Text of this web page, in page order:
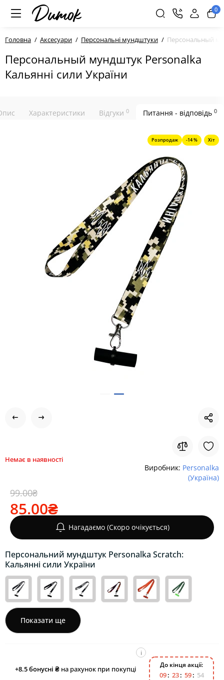
0
Головна Аксесуари Персональні мундштуки Персональный
Персональный мундштук Personalka
Кальянні сили України
Характеристики Відгуки 0 Питання - відповідь 0
Розпродаж -14 % Хіт
Немає в наявності
Виробник: Personalka
(Україна)
99.00₴
85.00₴
Нагадаємо (Скоро очікується)
Персональний мундштук Personalka Scratch:
Кальянні сили України
Показати ще
+8.5бонусні ₴ на рахунок при покупці
i
До кінця акції:
09 23 59 54